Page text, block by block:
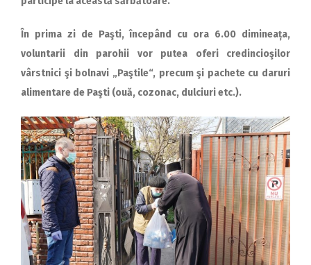
În prima zi de Paşti, începând cu ora 6.00 di­mi­neața,
voluntarii din parohii vor putea oferi credincioşilor
vârstnici şi bolnavi „Paştile“, precum şi pachete cu daruri
alimentare de Paşti (ouă, cozonac, dulciuri etc.).